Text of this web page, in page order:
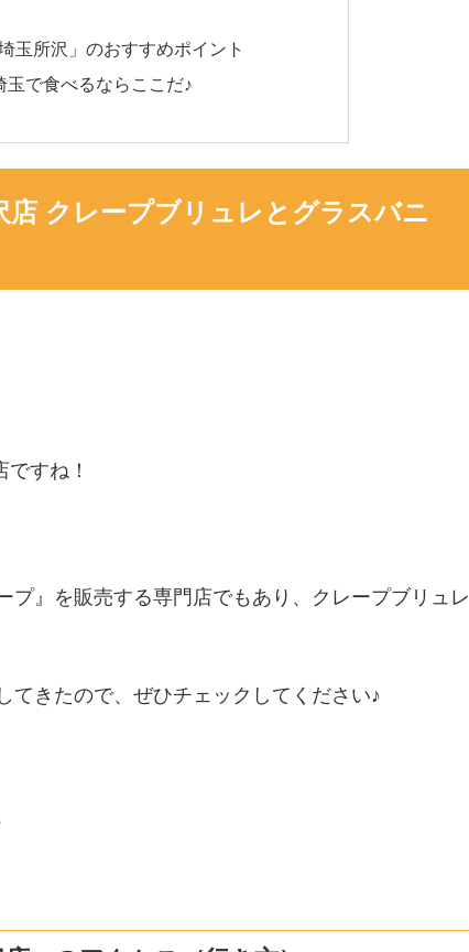
玉所沢」のおすすめポイント
で食べるならここだ♪
クレープブリュレとグラスバニ
すね！
プ』を販売する専門店でもあり、クレープブリュレ
てきたので、ぜひチェックしてください♪